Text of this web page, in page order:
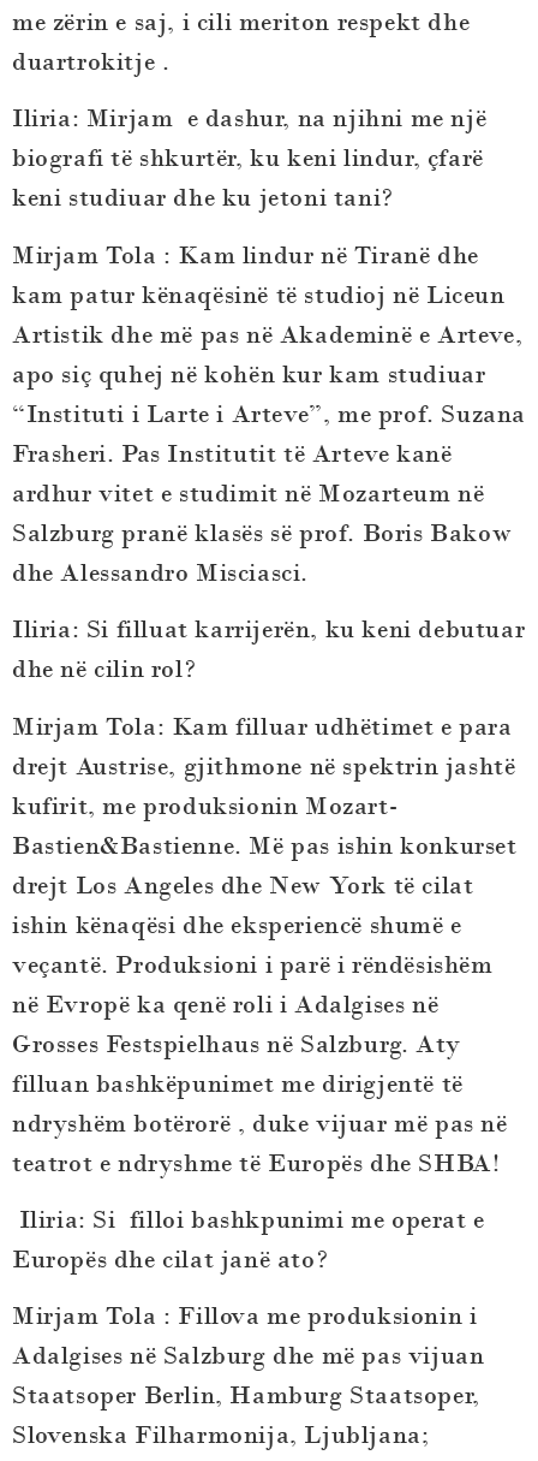
me zërin e saj, i cili meriton respekt dhe
duartrokitje .
Iliria: Mirjam e dashur, na njihni me një
biografi të shkurtër, ku keni lindur, çfarë
keni studiuar dhe ku jetoni tani?
Mirjam Tola : Kam lindur në Tiranë dhe
kam patur kënaqësinë të studioj në Liceun
Artistik dhe më pas në Akademinë e Arteve,
apo siç quhej në kohën kur kam studiuar
“Instituti i Larte i Arteve”, me prof. Suzana
Frasheri. Pas Institutit të Arteve kanë
ardhur vitet e studimit në Mozarteum në
Salzburg pranë klasës së prof. Boris Bakow
dhe Alessandro Misciasci.
Iliria: Si filluat karrijerën, ku keni debutuar
dhe në cilin rol?
Mirjam Tola: Kam filluar udhëtimet e para
drejt Austrise, gjithmone në spektrin jashtë
kufirit, me produksionin Mozart-
Bastien&Bastienne. Më pas ishin konkurset
drejt Los Angeles dhe New York të cilat
ishin kënaqësi dhe eksperiencë shumë e
veçantë. Produksioni i parë i rëndësishëm
në Evropë ka qenë roli i Adalgises në
Grosses Festspielhaus në Salzburg. Aty
filluan bashkëpunimet me dirigjentë të
ndryshëm botërorë , duke vijuar më pas në
teatrot e ndryshme të Europës dhe SHBA!
Iliria: Si filloi bashkpunimi me operat e
Europës dhe cilat janë ato?
Mirjam Tola : Fillova me produksionin i
Adalgises në Salzburg dhe më pas vijuan
Staatsoper Berlin, Hamburg Staatsoper,
Slovenska Filharmonija, Ljubljana;